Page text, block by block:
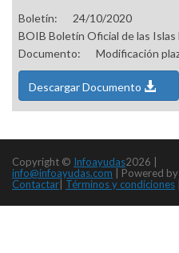
Boletín:
24/10/2020
BOIB Boletín Oficial de las Islas
Documento:
Modificación
Descargar Documento
Copyright © Infoayudas2026 |
info@infoayudas.com
Powered by
Contactar Términos y condiciones